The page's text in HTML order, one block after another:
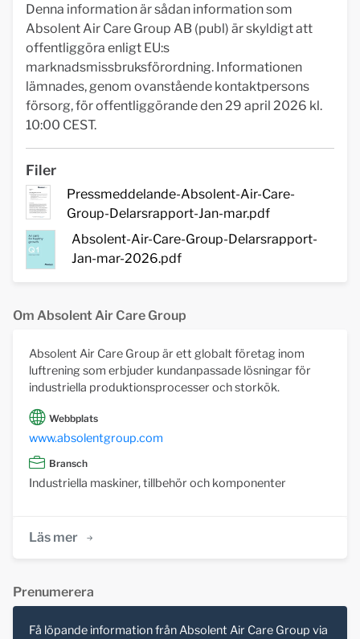
Denna information är sådan information som
Absolent Air Care Group AB (publ) är skyldigt att
offentliggöra enligt EU:s
marknadsmissbruksförordning. Informationen
lämnades, genom ovanstående kontaktpersons
försorg, för offentliggörande den 29 april 2026 kl.
10:00 CEST.
Filer
Pressmeddelande-Absolent-Air-Care-
Group-Delarsrapport-Jan-mar.pdf
Absolent-Air-Care-Group-Delarsrapport-
Jan-mar-2026.pdf
Om Absolent Air Care Group
Absolent Air Care Group är ett globalt företag inom
luftrening som erbjuder kundanpassade lösningar för
industriella produktionsprocesser och storkök.
Webbplats
www.absolentgroup.com
Bransch
Industriella maskiner, tillbehör och komponenter
Läs mer
Prenumerera
Få löpande information från Absolent Air Care Group via